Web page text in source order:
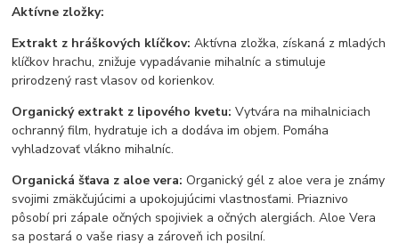
Aktívne zložky:
Extrakt z hráškových klíčkov:Aktívna zložka, získaná z mladých
klíčkov hrachu, znižuje vypadávanie mihalníc a stimuluje
prirodzený rast vlasov od korienkov.
Organický extrakt z lipového kvetu: Vytvára na mihalniciach
ochranný film, hydratuje ich a dodáva im objem. Pomáha
vyhladzovať vlákno mihalníc.
Organická šťava z aloe vera:Organický gél z aloe vera je známy
svojimi zmäkčujúcimi a upokojujúcimi vlastnosťami. Priaznivo
pôsobí pri zápale očných spojiviek a očných alergiách. Aloe Vera
sa postará o vaše riasy a zároveň ich posilní.